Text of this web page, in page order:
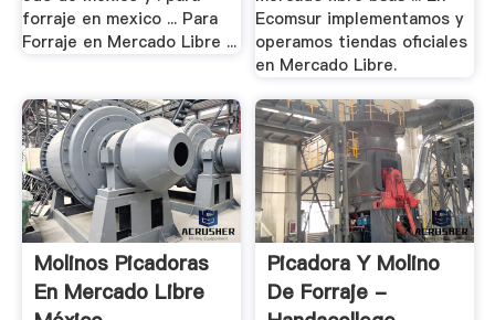
forraje en mexico ... Para
Forraje en Mercado Libre ...
Ecomsur implementamos y
operamos tiendas oficiales
en Mercado Libre.
Molinos Picadoras
En Mercado Libre
Picadora Y Molino
De Forraje -